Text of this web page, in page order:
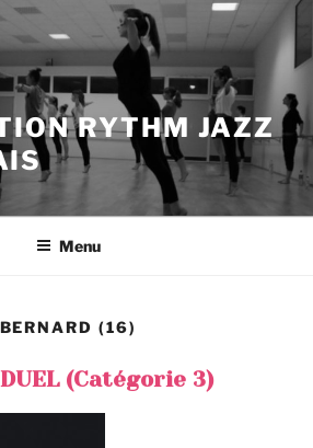
RYTHM JAZZ
Menu
(16)
(Catégorie 3)